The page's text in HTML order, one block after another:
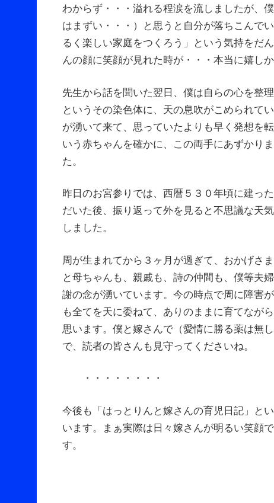
わからず・・・溢れる程涙を流しましたが、
はまずい・・・）と思うと自分が落ちこんで
るく楽しい家庭をつくろう」という気持をだ
んの顔に笑顔が見れた時が・・・本当に嬉し
先生から話を聞いた翌日、僕は自らの心を整
というその染色体に、天の息吹がこめられて
が湧いて来て、思っていたよりも早く発想を
いう赤ちゃんを確かに、この両手にあずかり
た。
昨日のお宮参りでは、西暦５３０年頃に建っ
だいた後、振り返って外を見ると不思議な天
しました。
周が生まれてから３ヶ月が過ぎて、おかげさ
と母ちゃんも、親戚も、詩の仲間も、僕等夫
謝の念が湧いています。今の時点で周に障害
も全てを天に委ねて、ありのままに育てなが
思います。僕と嫁さんで（愛情に勝る薬は無
で、読者の皆さんも見守ってくださいね。
・・・・・・・・
今後も「はっとりんと嫁さんの育児日記」と
います。まぁ実際は日々嫁さんが明るい笑顔
す。